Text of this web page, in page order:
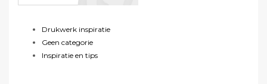
Drukwerk inspiratie
Geen categorie
Inspiratie en tips